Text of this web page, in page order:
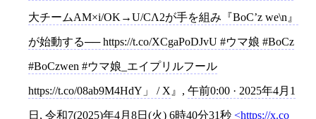
大チームAM×i/OK→U/CΛ2が手を組み『BoC’z we\n』
が始動する── https://t.co/XCgaPoDJvU #ウマ娘 #BoCz
#BoCzwen #ウマ娘_エイプリルフール
https://t.co/08ab9M4HdY」 / X , 午前0:00 · 2025年4月1
日 , 令和7(2025)年4月8日(火) 6時40分31秒 https://x.co